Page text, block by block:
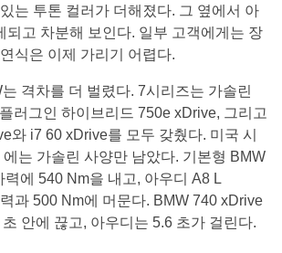
는 투톤 컬러가 더해졌다. 그 옆에서 아
되고 차분해 보인다. 일부 고객에게는 장
식은 이제 가리기 어렵다.
격차를 더 벌렸다. 7시리즈는 가솔린
러그인 하이브리드 750e xDrive, 그리고
와 i7 60 xDrive를 모두 갖췄다. 미국 시
는 가솔린 사양만 남았다. 기본형 BMW
에 540 Nm을 내고, 아우디 A8 L
과 500 Nm에 머문다. BMW 740 xDrive
안에 끊고, 아우디는 5.6 초가 걸린다.